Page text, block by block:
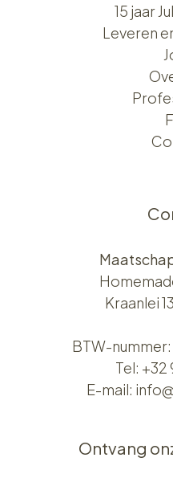
15 jaar
Leveren
Kraanlei
BTW-
Tel: +32
E-mail:
Ontvang